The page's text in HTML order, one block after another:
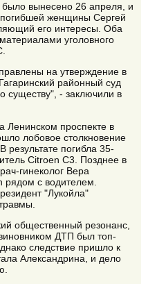
было вынесено 26 апреля, и
женщины Сергей
его интересы. Оба
уголовного
на утверждение в
районный суд
существу", - заключили в
Ленинском проспекте в
лобовое столкновение
погибла 35-
Citroen С3. Позднее в
гинеколог Вера
рядом с водителем.
"Лукойла"
общественный резонанс,
ДТП был топ-
следствие пришло к
Александрина, и дело